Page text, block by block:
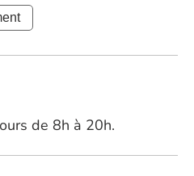
de 8h à 20h.